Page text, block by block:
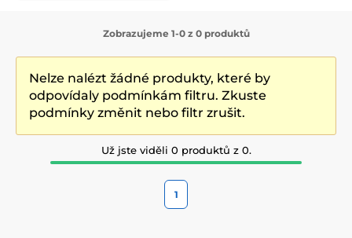
Zobrazujeme 1-0 z 0 produktů
Nelze nalézt žádné produkty, které by
odpovídaly podmínkám filtru. Zkuste
podmínky změnit nebo filtr zrušit.
Už jste viděli 0 produktů z 0.
1